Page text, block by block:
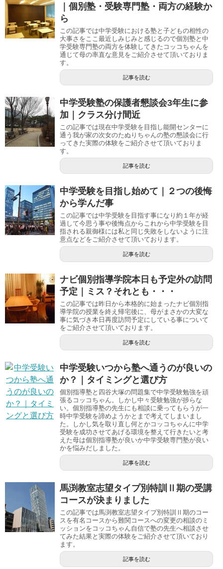
｜個別塾・受験専門塾・両方の経験か
ら
この記事では中学受験における塾と子どもの相性の
大事さをここ最近しみじみと感じるので個別塾と中
学受験専門塾の両方を体験してきたコッコちゃんを
通じて母の率直な意見をご紹介させて頂いておりま
す。
記事を読む
中学受験塾の保護者懇談会3年生に参
加｜クラス分け間近
この記事では現在中学受験を目指し能開センターに
通う我が家の次女のたぬりちゃんの塾の懇談会に行
ってきた実際の体験をご紹介させて頂いておりま
す。
記事を読む
中学受験を目指し始めて｜２つの後悔
から学んだ事
この記事では中学受験を目指す事になり約１年が経
過して今思う事や後悔点からこれから中学受験を目
指される親御様には私と同じ失敗をしないように注
意点などをご紹介させて頂いております。
記事を読む
ナビ個別指導学院本日も予定外の訪問
予定｜ミス？それとも・・・
この記事では昨日から本格的に始まったナビ個別指
導学院の授業を終え帰宅後に、母がまさかの大変な
事に気づき本日再度訪問予定にしている事について
をご紹介させて頂いております。
記事を読む
中学受験いつから塾へ通うのが良いの
か？｜タイミングと選び方
個別指導塾と四谷大塚の問題集で中学受験勉強を頑
張るコッコちゃん。しかし中々受験勉強が捗らな
い。個別指導塾の先生にも相談に乗ってもらうが一
時中学受験を諦めようかとまで考えてしまいまし
た。しかし気を取り直し何とかコッコちゃんに中学
受験を成功させてあげる環境を整えて行きたいと考
えた母は個別指導塾が良いか中学受験専門塾が良い
かを悩みだしました。
記事を読む
馬渕教室志望タイプ別特訓Ⅱ期の受講
コースが決まりました
この記事では馬渕教室志望タイプ別特訓Ⅱ期のコー
スを有名コースから難関コースへの変更の相談のミ
ッションをコッコちゃん自信で塾の先生へ相談させ
てみた結果と実際の体験をご紹介させて頂いており
ます。
記事を読む